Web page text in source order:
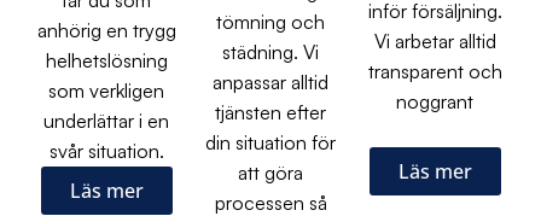
anhörig en trygg
helhetslösning
som verkligen
underlättar i en
svår situation.
Läs mer
tömning och
städning. Vi
anpassar alltid
tjänsten efter
din situation för
att göra
processen så
inför försäljning.
Vi arbetar alltid
transparent och
noggrant
Läs mer